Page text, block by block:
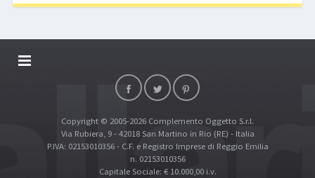
DALLARIVOLLEY SOSTIENE
TOP RICERCHE
SITE MAP
Copyright © 2005-2026 Complemento Oggetto S.r.l.
Via Rubiera, 9 - 42018 San Martino in Rio (RE) - Italia
P.IVA: 02153010356 - C.F. e Registro Imprese di Reggio Emilia
n. 02153010356
Capitale Sociale: € 10.000,00 i.v.